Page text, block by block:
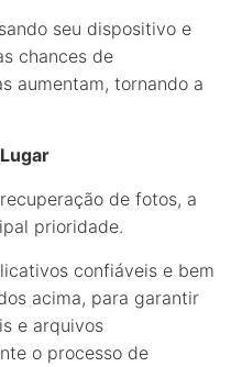
seu dispositivo e
chances de
aumentam, tornando a
de fotos, a
prioridade.
confiáveis e bem
acima, para garantir
e arquivos
o processo de